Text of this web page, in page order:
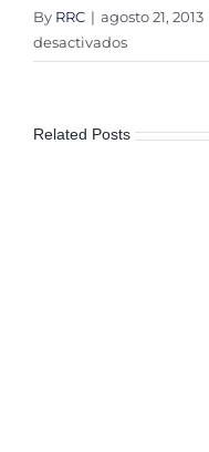
By RRC | agosto 21, 2013
desactivadosen
Podrá
decisiones
Related Posts